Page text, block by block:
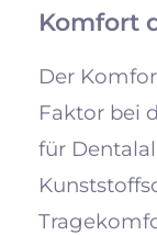
Komfort
Der
Faktor bei
für